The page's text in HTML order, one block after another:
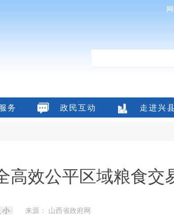
务 政民互动 走进兴
高效公平区域粮食交
小 来源： 山西省政府网